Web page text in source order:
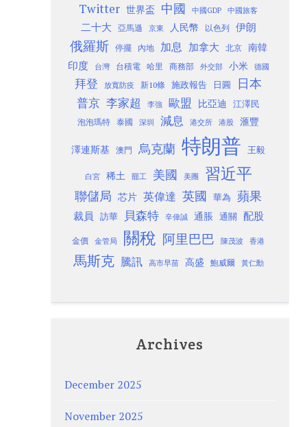
Twitter 世界盃 中國 中國GDP 中國旅客
二十大 亞馬遜 京東 人民幣 以色列 伊朗
俄羅斯 停擺 內地 加息 加拿大 北京
南韓
印度
台灣 台積電 哈里 商務部 外交部 小米 德國
拜登 放寬防疫 新10條 施政報告 日圓 日本
普京 李家超 李強 歐盟 比亞迪 江澤民
泡泡瑪特 泰國 深圳 減息 港交所 港股 滙豐
澤連斯基 澳門 烏克蘭 特朗普 王毅
白宮 稀土 罷工 美國 美團 習近平
聯儲局 芯片 英偉達 英國 華為 蘋果
裁員 訪華 貝森特 辛偉誠 通脹 通關 配股
金價 金管局 關稅 阿里巴巴 陳茂波 香港
馬斯克 騰訊 高市早苗 高盛 鮑威爾 黃仁勳
Archives
December 2025
November 2025